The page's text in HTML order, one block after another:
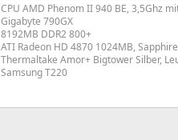
CPU AMD Phenom II 940 BE, 3,5Ghz
Gigabyte 790GX
8192MB DDR2 800+
ATI Radeon HD 4870 1024MB, Sapphire
Thermaltake Amor+ Bigtower Silber,
Samsung T220